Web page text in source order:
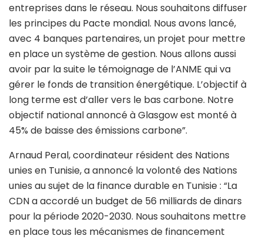
entreprises dans le réseau. Nous souhaitons diffuser
les principes du Pacte mondial. Nous avons lancé,
avec 4 banques partenaires, un projet pour mettre
en place un système de gestion. Nous allons aussi
avoir par la suite le témoignage de l’ANME qui va
gérer le fonds de transition énergétique. L’objectif à
long terme est d’aller vers le bas carbone. Notre
objectif national annoncé à Glasgow est monté à
45% de baisse des émissions carbone”.
Arnaud Peral, coordinateur résident des Nations
unies en Tunisie, a annoncé la volonté des Nations
unies au sujet de la finance durable en Tunisie : “La
CDN a accordé un budget de 56 milliards de dinars
pour la période 2020-2030. Nous souhaitons mettre
en place tous les mécanismes de financement